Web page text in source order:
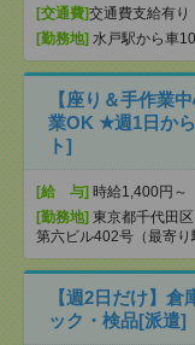
[交通費]交通費支給有り
[勤務地] 水戸駅から車
【座り＆手作業
業OK ★週1日か
ト]
[給 与] 時給1,400円～
[勤務地] 東京都千代田
第六ビル402号（最寄り
【週2日だけ】
ック・検品[派遣]